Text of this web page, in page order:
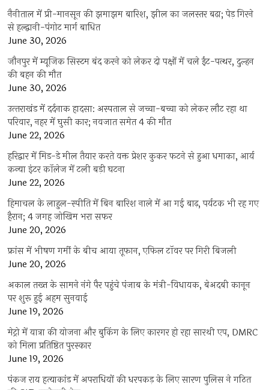
नैनीताल में प्री-मानसून की झमाझम बारिश, झील का जलस्तर बढ़ा; पेड़ गिरने
से हल्द्वानी-पंगोट मार्ग बाधित
June 30, 2026
जौनपुर में म्यूजिक सिस्टम बंद करने को लेकर दो पक्षों में चले ईंट-पत्थर, दुल्हन
की बहन की मौत
June 30, 2026
उत्‍तराखंड में दर्दनाक हादसा: अस्पताल से जच्चा-बच्चा को लेकर लौट रहा था
परिवार, नहर में घुसी कार; नवजात समेत 4 की मौत
June 22, 2026
हरिद्वार में मिड-डे मील तैयार करते वक्त प्रेशर कुकर फटने से हुआ धमाका, आर्य
कन्या इंटर कॉलेज में टली बड़ी घटना
June 22, 2026
हिमाचल के लाहुल-स्पीति में बिन बारिश नाले में आ गई बाढ़, पर्यटक भी रह गए
हैरान; 4 जगह जोखिम भरा सफर
June 20, 2026
फ्रांस में भीषण गर्मी के बीच आया तूफान, एफिल टॉवर पर गिरी बिजली
June 20, 2026
अकाल तख्त के सामने नंगे पैर पहुंचे पंजाब के मंत्री-विधायक, बेअदबी कानून
पर शुरू हुई अहम सुनवाई
June 19, 2026
मेट्रो में यात्रा की योजना और बुकिंग के लिए कारगर हो रहा सारथी एप, DMRC
को मिला प्रतिष्ठित पुरस्कार
June 19, 2026
पंकज राय हत्याकांड में अपराधियों की धरपकड़ के लिए सारण पुलिस ने गठित